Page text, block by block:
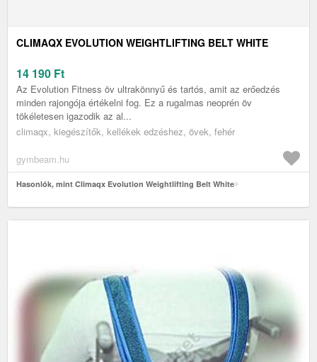
CLIMAQX EVOLUTION WEIGHTLIFTING BELT WHITE
14 190 Ft
Az Evolution Fitness öv ultrakönnyű és tartós, amit az erőedzés
minden rajongója értékelni fog. Ez a rugalmas neoprén öv
tökéletesen igazodik az al...
climaqx, kiegészítők, kellékek edzéshez, övek, fehér
gymbeam.hu
Hasonlók, mint Climaqx Evolution Weightlifting Belt White